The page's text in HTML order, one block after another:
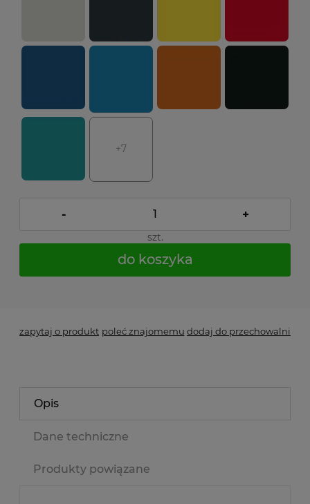
+7
- +
szt.
do koszyka
zapytaj o produkt poleć znajomemu dodaj do przechowalni
Opis
Dane techniczne
Produkty powiązane